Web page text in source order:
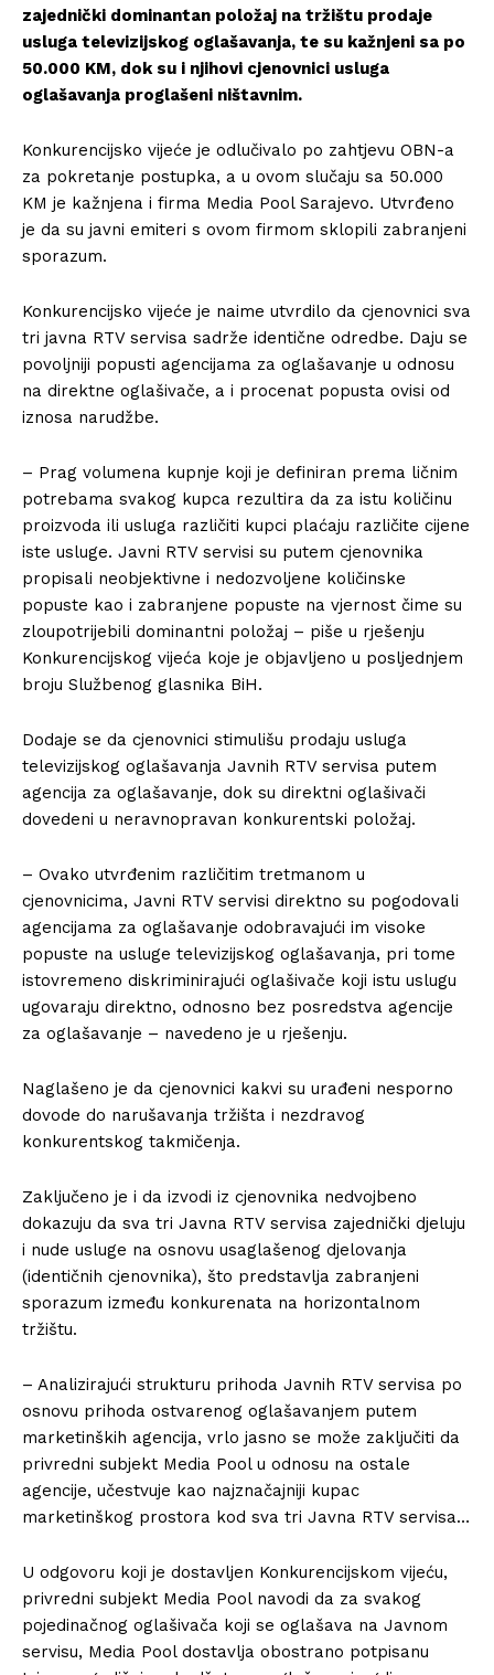
zajednički dominantan položaj na tržištu prodaje
usluga televizijskog oglašavanja, te su kažnjeni sa po
50.000 KM, dok su i njihovi cjenovnici usluga
oglašavanja proglašeni ništavnim.
Konkurencijsko vijeće je odlučivalo po zahtjevu OBN-a
za pokretanje postupka, a u ovom slučaju sa 50.000
KM je kažnjena i firma Media Pool Sarajevo. Utvrđeno
je da su javni emiteri s ovom firmom sklopili zabranjeni
sporazum.
Konkurencijsko vijeće je naime utvrdilo da cjenovnici sva
tri javna RTV servisa sadrže identične odredbe. Daju se
povoljniji popusti agencijama za oglašavanje u odnosu
na direktne oglašivače, a i procenat popusta ovisi od
iznosa narudžbe.
– Prag volumena kupnje koji je definiran prema ličnim
potrebama svakog kupca rezultira da za istu količinu
proizvoda ili usluga različiti kupci plaćaju različite cijene
iste usluge. Javni RTV servisi su putem cjenovnika
propisali neobjektivne i nedozvoljene količinske
popuste kao i zabranjene popuste na vjernost čime su
zloupotrijebili dominantni položaj – piše u rješenju
Konkurencijskog vijeća koje je objavljeno u posljednjem
broju Službenog glasnika BiH.
Dodaje se da cjenovnici stimulišu prodaju usluga
televizijskog oglašavanja Javnih RTV servisa putem
agencija za oglašavanje, dok su direktni oglašivači
dovedeni u neravnopravan konkurentski položaj.
– Ovako utvrđenim različitim tretmanom u
cjenovnicima, Javni RTV servisi direktno su pogodovali
agencijama za oglašavanje odobravajući im visoke
popuste na usluge televizijskog oglašavanja, pri tome
istovremeno diskriminirajući oglašivače koji istu uslugu
ugovaraju direktno, odnosno bez posredstva agencije
za oglašavanje – navedeno je u rješenju.
Naglašeno je da cjenovnici kakvi su urađeni nesporno
dovode do narušavanja tržišta i nezdravog
konkurentskog takmičenja.
Zaključeno je i da izvodi iz cjenovnika nedvojbeno
dokazuju da sva tri Javna RTV servisa zajednički djeluju
i nude usluge na osnovu usaglašenog djelovanja
(identičnih cjenovnika), što predstavlja zabranjeni
sporazum između konkurenata na horizontalnom
tržištu.
– Analizirajući strukturu prihoda Javnih RTV servisa po
osnovu prihoda ostvarenog oglašavanjem putem
marketinških agencija, vrlo jasno se može zaključiti da
privredni subjekt Media Pool u odnosu na ostale
agencije, učestvuje kao najznačajniji kupac
marketinškog prostora kod sva tri Javna RTV servisa…
U odgovoru koji je dostavljen Konkurencijskom vijeću,
privredni subjekt Media Pool navodi da za svakog
pojedinačnog oglašivača koji se oglašava na Javnom
servisu, Media Pool dostavlja obostrano potpisanu